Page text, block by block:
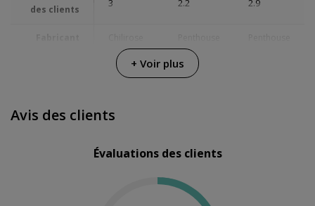
des clients
3 2.2 2.9
Noir Noir
+ Voir plus
Avis des clients
Évaluations des clients